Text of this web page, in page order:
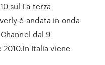
sul La terza
è andata in onda
dal 9
Italia viene